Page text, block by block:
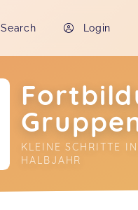
Search Login
KLEINE SCHRITTE
HALBJAHR